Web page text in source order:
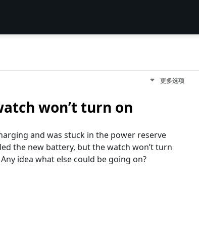
更多选项
won’t turn on
and was stuck in the power reserve
the new battery, but the watch won’t turn
idea what else could be going on?